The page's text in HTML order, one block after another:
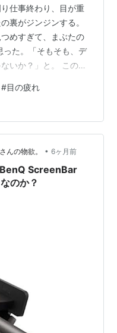
仕事終わり、目が重
裏がジンジンする。
めすぎて、まぶたの
った。「そもそも、デ
いか？」と。 この記
に書く。Amazonで買
果も表にまとめた。
スクライトの完全上
の角度」 デスクライト
すすめはどれ？ 比較
#目の疲れ
んの物欲。 • 6ヶ月前
ScreenBar
のか？